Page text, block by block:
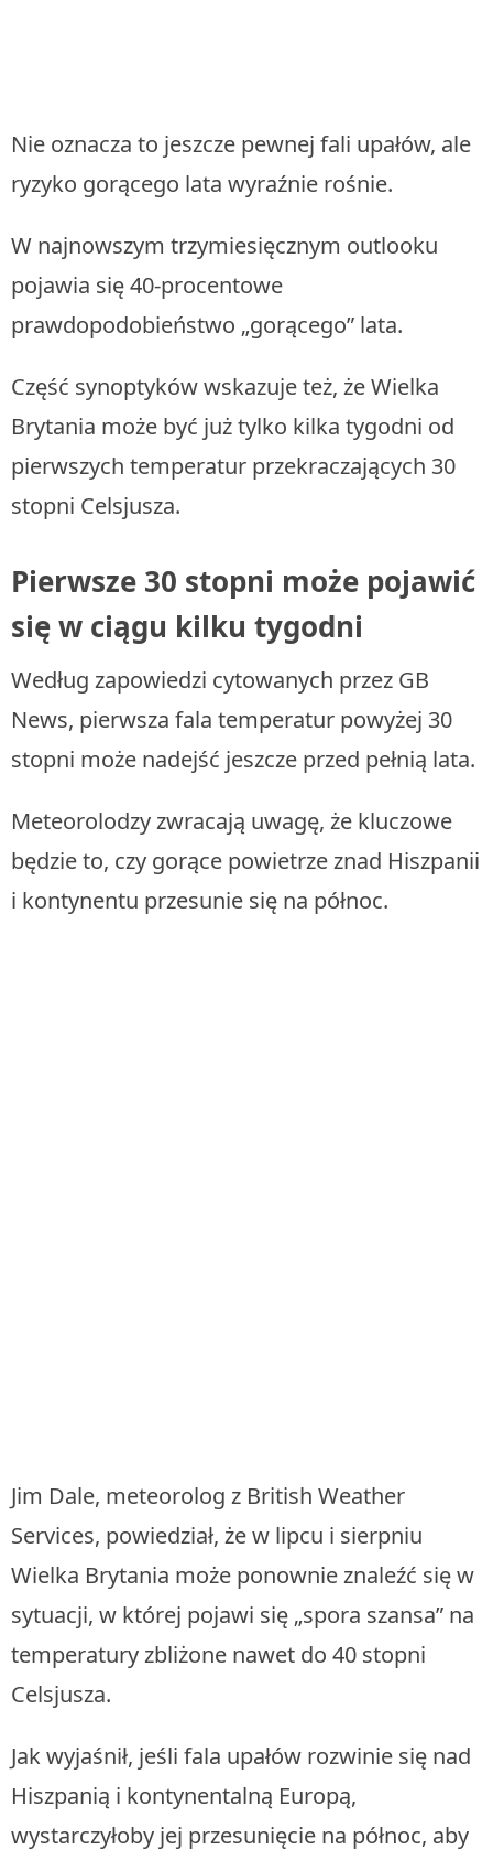
Nie oznacza to jeszcze pewnej fali upałów, ale
ryzyko gorącego lata wyraźnie rośnie.
W najnowszym trzymiesięcznym outlooku
pojawia się 40-procentowe
prawdopodobieństwo „gorącego” lata.
Część synoptyków wskazuje też, że Wielka
Brytania może być już tylko kilka tygodni od
pierwszych temperatur przekraczających 30
stopni Celsjusza.
Pierwsze 30 stopni może pojawić
się w ciągu kilku tygodni
Według zapowiedzi cytowanych przez GB
News, pierwsza fala temperatur powyżej 30
stopni może nadejść jeszcze przed pełnią lata.
Meteorolodzy zwracają uwagę, że kluczowe
będzie to, czy gorące powietrze znad Hiszpanii
i kontynentu przesunie się na północ.
Jim Dale, meteorolog z British Weather
Services, powiedział, że w lipcu i sierpniu
Wielka Brytania może ponownie znaleźć się w
sytuacji, w której pojawi się „spora szansa” na
temperatury zbliżone nawet do 40 stopni
Celsjusza.
Jak wyjaśnił, jeśli fala upałów rozwinie się nad
Hiszpanią i kontynentalną Europą,
wystarczyłoby jej przesunięcie na północ, aby